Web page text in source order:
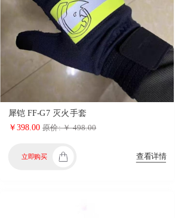
犀铠 FF-G7 灭火手套
￥398.00 原价: ￥ 498.00
立即购买 查看详情